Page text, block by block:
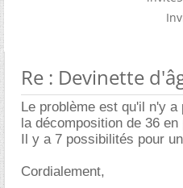
Re : Devinette
Le problème est qu'il n'y
la décomposition de 36
Il y a 7 possibilités pour
Cordialement,